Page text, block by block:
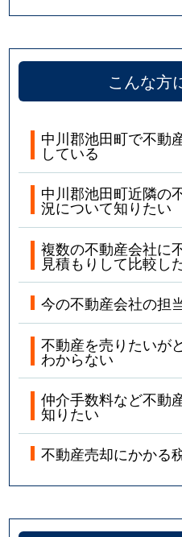
こんな方
中川郡池田町で不動
している
中川郡池田町近隣の
況について知りたい
複数の不動産会社に
見積もりして比較し
今の不動産会社の担
不動産を売りたいが
わからない
仲介手数料など不動
知りたい
不動産売却にかかる